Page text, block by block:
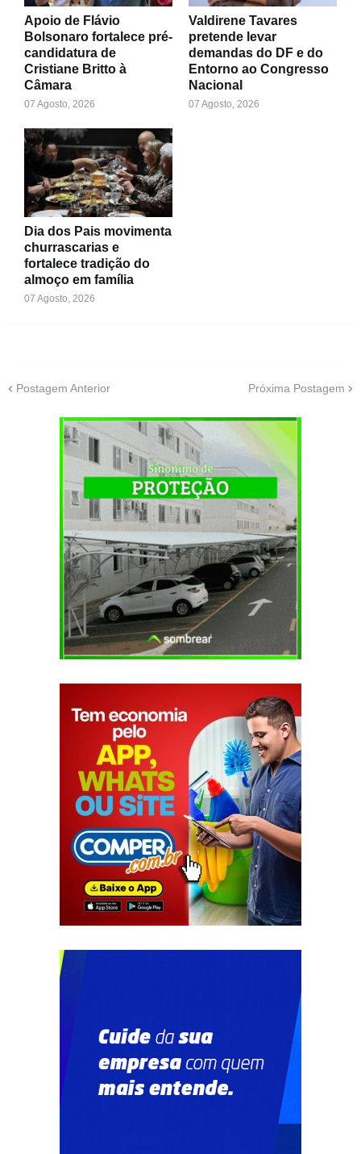
Apoio de Flávio
Bolsonaro fortalece pré-
candidatura de
Cristiane Britto à
Câmara
07 Agosto, 2026
Valdirene Tavares
pretende levar
demandas do DF e do
Entorno ao Congresso
Nacional
07 Agosto, 2026
Dia dos Pais movimenta
churrascarias e
fortalece tradição do
almoço em família
07 Agosto, 2026
Postagem Anterior Próxima Postagem